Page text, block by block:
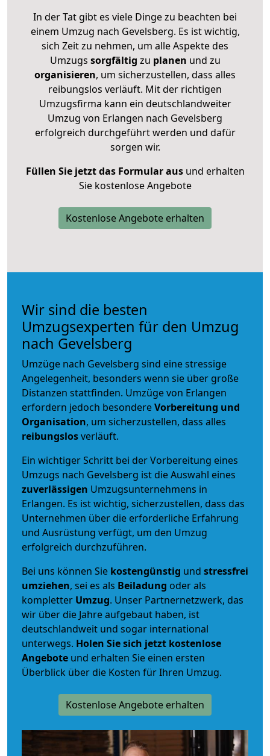
In der Tat gibt es viele Dinge zu beachten bei
einem Umzug nach Gevelsberg. Es ist wichtig,
sich Zeit zu nehmen, um alle Aspekte des
Umzugs sorgfältig zu planen und zu
organisieren, um sicherzustellen, dass alles
reibungslos verläuft. Mit der richtigen
Umzugsfirma kann ein deutschlandweiter
Umzug von Erlangen nach Gevelsberg
erfolgreich durchgeführt werden und dafür
sorgen wir.
Füllen Sie jetzt das Formular ausund erhalten
Sie kostenlose Angebote
Kostenlose Angebote erhalten
Wir sind die besten
Umzugsexperten für den Umzug
nach Gevelsberg
Umzüge nach Gevelsberg sind eine stressige
Angelegenheit, besonders wenn sie über große
Distanzen stattfinden. Umzüge von Erlangen
erfordern jedoch besondereVorbereitung und
Organisation, um sicherzustellen, dass alles
reibungslosverläuft.
Ein wichtiger Schritt bei der Vorbereitung eines
Umzugs nach Gevelsberg ist die Auswahl eines
zuverlässigen Umzugsunternehmens in
Erlangen. Es ist wichtig, sicherzustellen, dass das
Unternehmen über die erforderliche Erfahrung
und Ausrüstung verfügt, um den Umzug
erfolgreich durchzuführen.
Bei uns können Sie kostengünstig und stressfrei
umziehen, sei es als Beiladung oder als
kompletter Umzug. Unser Partnernetzwerk, das
wir über die Jahre aufgebaut haben, ist
deutschlandweit und sogar international
unterwegs. Holen Sie sich jetzt kostenlose
Angebote und erhalten Sie einen ersten
Überblick über die Kosten für Ihren Umzug.
Kostenlose Angebote erhalten